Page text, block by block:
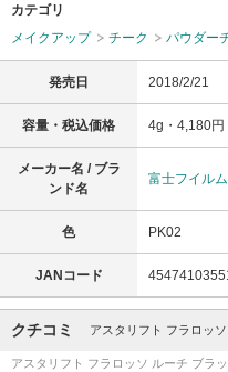
カテゴリ
メイクアップ
チーク パウダー
発売日 2018/2/21
容量・税込価格 4g・4,180円
メーカー名 / ブラ
ンド名
富士フイルム
色 PK02
JANコード
クチコミ アスタリフト フラロッ
アスタリフト フラロッソ ルーチ ブラ